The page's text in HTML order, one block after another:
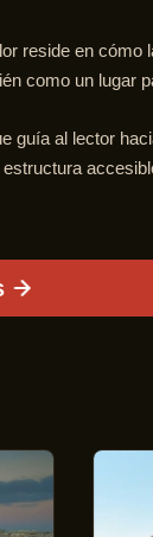
reside en
como un lugar
guía al lector